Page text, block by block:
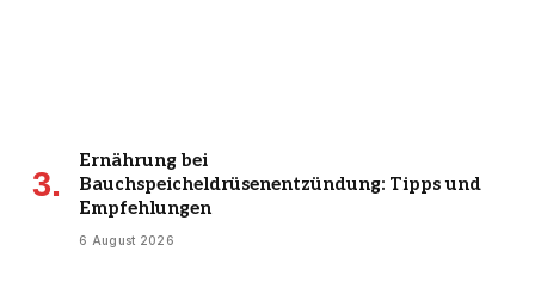
Ernährung bei
Bauchspeicheldrüsenentzündung: Tipps und
Empfehlungen
6 August 2026